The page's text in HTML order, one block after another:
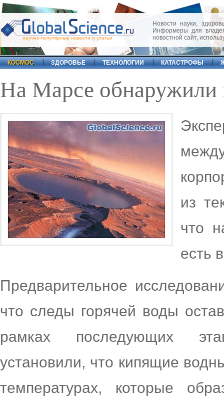
научно-популярные новости и статьи
Новости науки,
Информеры для
новостной сайт,
КОСМОС ЗДОРОВЬЕ ТЕХНОЛОГИИ КАТАСТРОФЫ
На Марсе
из
что
есть
Предварительное
что следы горячей воды
рамках последующих
установили, что кипящие
температурах, которые